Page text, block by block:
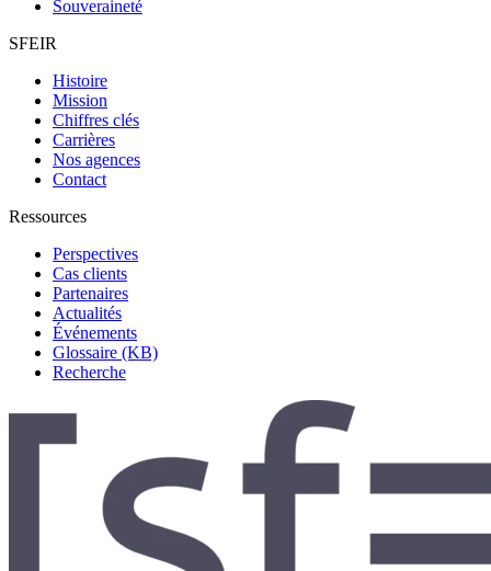
Souveraineté
SFEIR
Histoire
Mission
Chiffres clés
Carrières
Nos agences
Contact
Ressources
Perspectives
Cas clients
Partenaires
Actualités
Événements
Glossaire (KB)
Recherche